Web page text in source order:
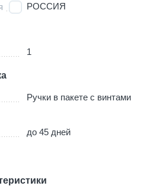
РОССИЯ
1
Ручки в пакете с винтами
до 45 дней